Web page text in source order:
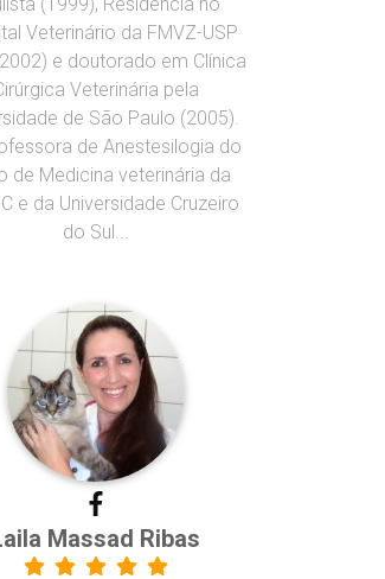
Veterinário da FMVZ-USP
e doutorado em Clínica
Veterinária pela
de São Paulo (2005).
de Anestesilogia do
de Medicina veterinária da
e da Universidade Cruzeiro
do Sul...
Massad Ribas